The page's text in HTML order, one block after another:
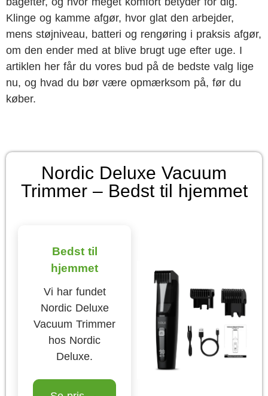
Klinge og kamme afgør, hvor glat den arbejder,
mens støjniveau, batteri og rengøring i praksis afgør,
om den ender med at blive brugt uge efter uge. I
artiklen her får du vores bud på de bedste valg lige
nu, og hvad du bør være opmærksom på, før du
køber.
Nordic Deluxe Vacuum
Trimmer – Bedst til hjemmet
Bedst til
hjemmet
Vi har fundet
Nordic Deluxe
Vacuum Trimmer
hos Nordic
Deluxe.